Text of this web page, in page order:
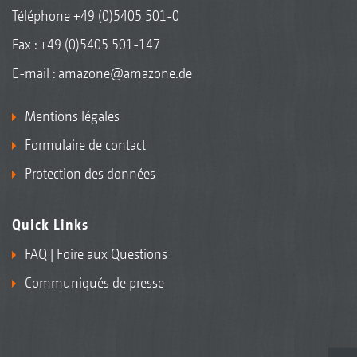
Téléphone+49 (0)5405 501-0
Fax : +49 (0)5405 501-147
E-mail : amazone@amazone.de
Mentions légales
Formulaire de contact
Protection des données
Quick Links
FAQ | Foire aux Questions
Communiqués de presse